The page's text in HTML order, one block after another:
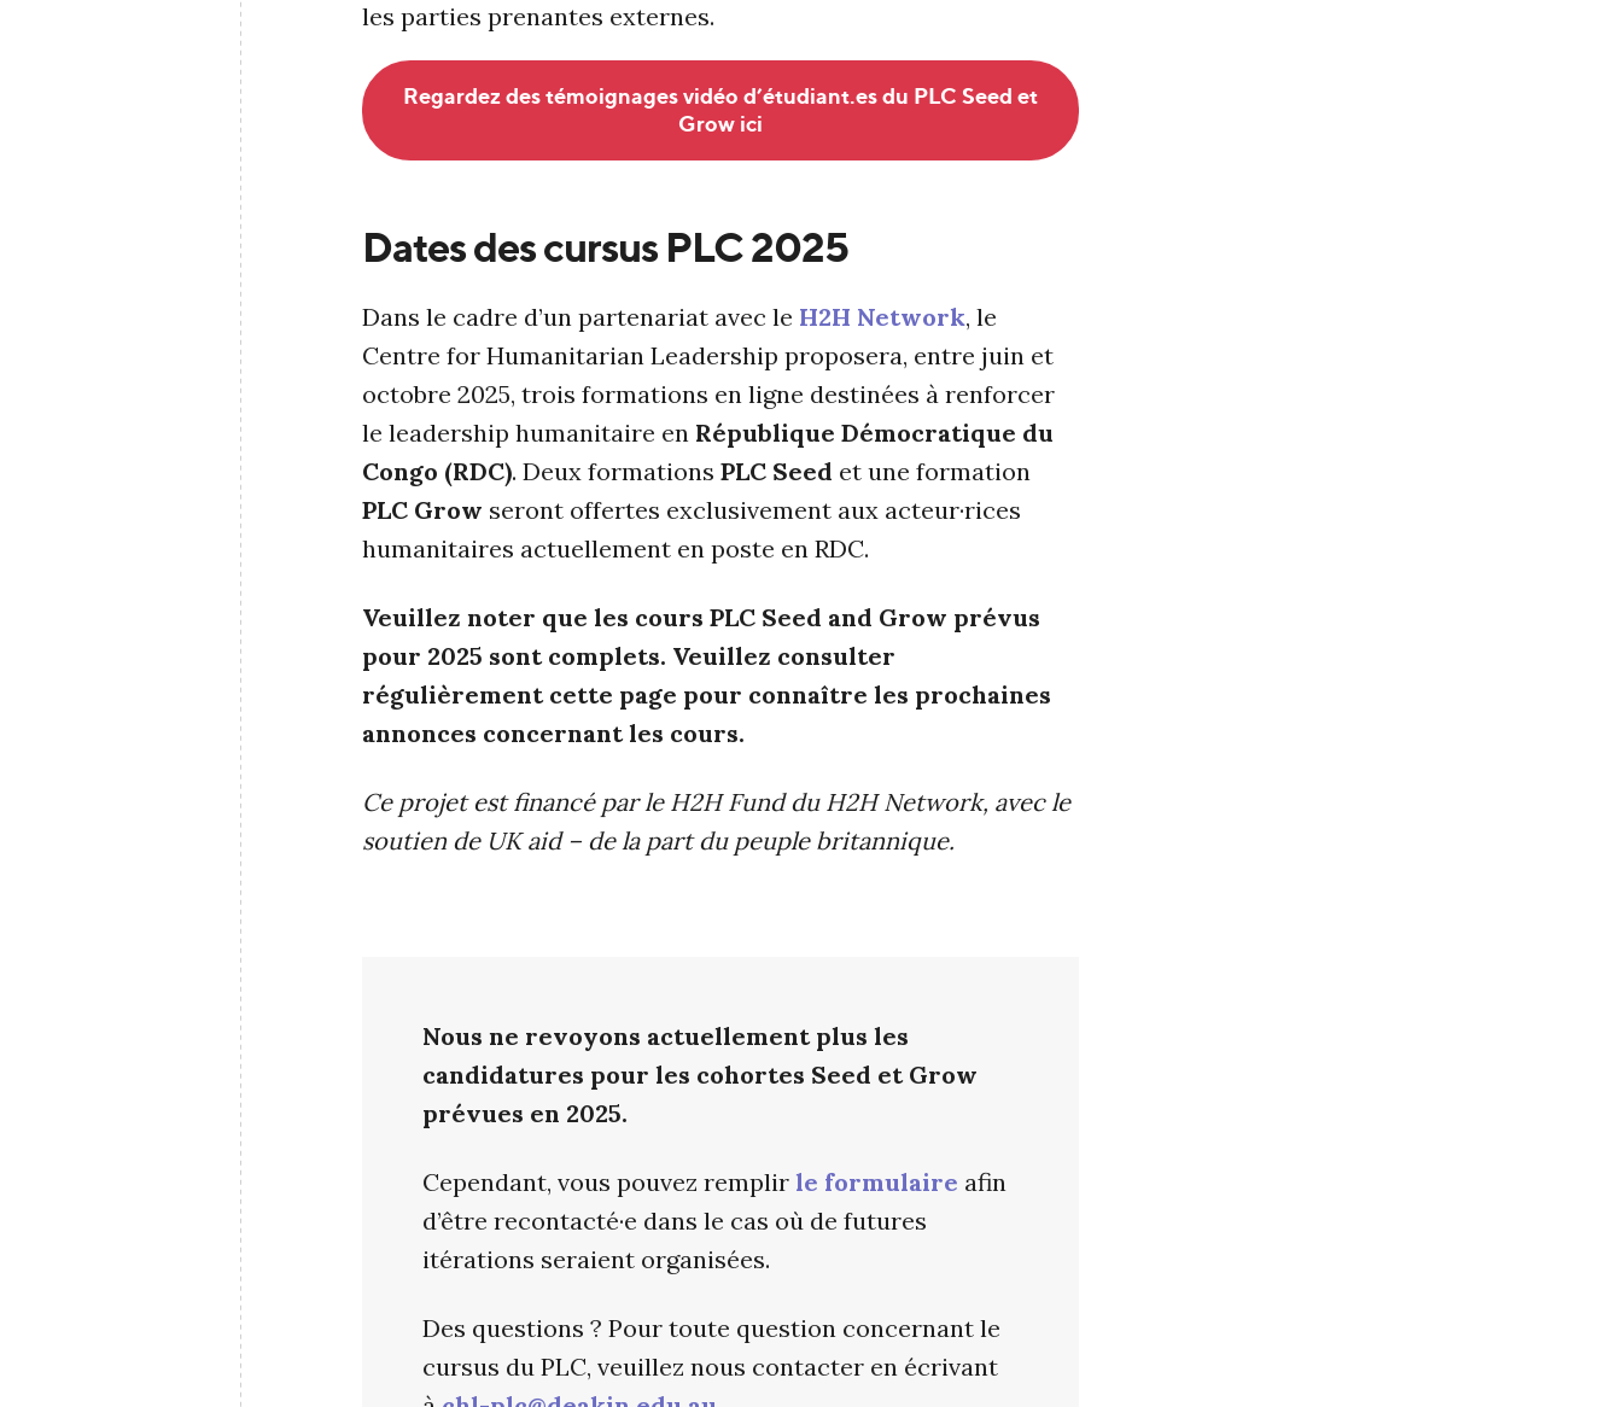
les parties prenantes externes.
Regardez des témoignages vidéo d’étudiant.es du PLC Seed et
Grow ici
Dates des cursus PLC 2025
Dans le cadre d’un partenariat avec le H2H Network, le
Centre for Humanitarian Leadership proposera, entre juin et
octobre 2025, trois formations en ligne destinées à renforcer
le leadership humanitaire en République Démocratique du
Congo (RDC). Deux formations PLC Seed et une formation
PLC Grow seront offertes exclusivement aux acteur·rices
humanitaires actuellement en poste en RDC.
Veuillez noter que les cours PLC Seed and Grow prévus
pour 2025 sont complets. Veuillez consulter
régulièrement cette page pour connaître les prochaines
annonces concernant les cours.
Ce projet est financé par le H2H Fund du H2H Network, avec le
soutien de UK aid – de la part du peuple britannique.
Nous ne revoyons actuellement plus les
candidatures pour les cohortes Seed et Grow
prévues en 2025.
Cependant, vous pouvez remplir le formulaire afin
d’être recontacté·e dans le cas où de futures
itérations seraient organisées.
Des questions ? Pour toute question concernant le
cursus du PLC, veuillez nous contacter en écrivant